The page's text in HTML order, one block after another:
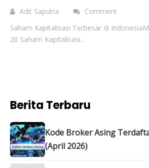
Adit Saputra
Comment
Saham Kapitalisasi Terbesar di
20 Saham Kapitalisasi...
Berita Terbaru
Kode Broker Asing
(April 2026)